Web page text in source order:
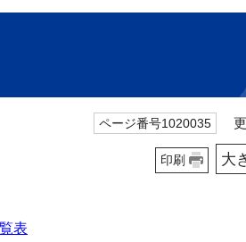
ページ番号1020035 更
印刷 大
表